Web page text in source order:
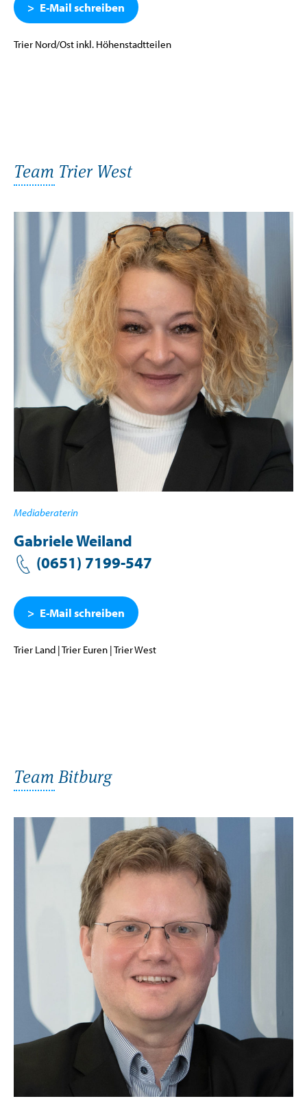
E-Mail schreiben
Trier Nord/Ost inkl. Höhenstadtteilen
Team Trier West
Mediaberaterin
Gabriele Weiland
(0651) 7199-547
E-Mail schreiben
Trier Land | Trier Euren | Trier West
Team Bitburg